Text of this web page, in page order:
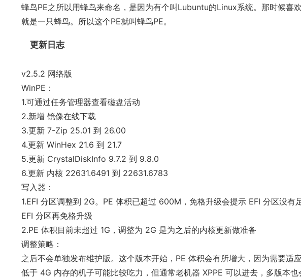
蜂鸟PE之所以用蜂鸟来命名，是因为有个叫Lubuntu的Linux系统。那时候喜
就是一只蜂鸟。所以这个PE就叫蜂鸟PE。
更新日志
v2.5.2 网络版
WinPE：
1.可通过任务管理器查看磁盘活动
2.新增 镜像在线下载
3.更新 7-Zip 25.01 到 26.00
4.更新 WinHex 21.6 到 21.7
5.更新 CrystalDiskInfo 9.7.2 到 9.8.0
6.更新 内核 22631.6491 到 22631.6783
写入器：
1.EFI 分区调整到 2G。PE 体积已超过 600M，免格升级会提示 EFI 分区没
EFI 分区再免格升级
2.PE 体积目前未超过 1G，调整为 2G 是为之后的内核更新做准备
调整策略：
之后不会单独发布维护版。这个版本开始，PE 体积会有所增大，因为需要适
低于 4G 内存的机子可能比较吃力，但通常老机器 XPPE 可以进去，多版本